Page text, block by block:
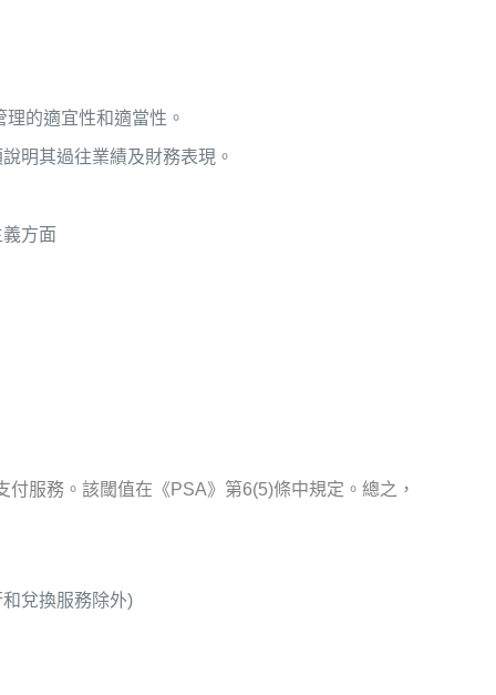
的適宜性和適當性。
明其過往業績及財務表現。
方面
服務。該閾值在《PSA》第6(5)條中規定。總之，
兌換服務除外)